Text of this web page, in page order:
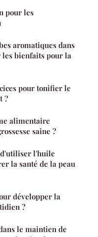
pour les
aromatiques dans
bienfaits pour la
pour tonifier le
?
alimentaire
saine ?
l'huile
la santé de la peau
développer la
?
le maintien de